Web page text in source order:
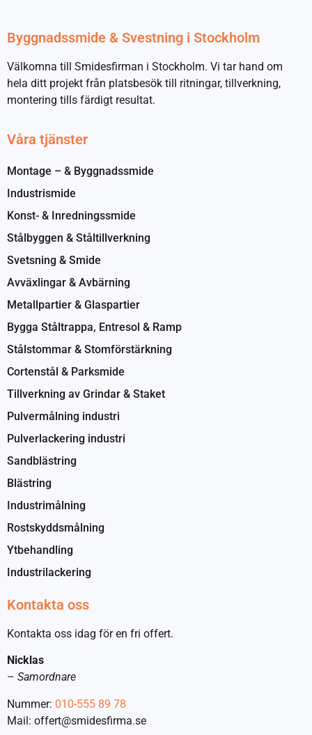
Byggnadssmide & Svestning i Stockholm
Välkomna till Smidesfirman i Stockholm. Vi tar hand om
hela ditt projekt från platsbesök till ritningar, tillverkning,
montering tills färdigt resultat.
Våra tjänster
Montage – & Byggnadssmide
Industrismide
Konst- & Inredningssmide
Stålbyggen & Ståltillverkning
Svetsning & Smide
Avväxlingar & Avbärning
Metallpartier & Glaspartier
Bygga Ståltrappa, Entresol & Ramp
Stålstommar & Stomförstärkning
Cortenstål & Parksmide
Tillverkning av Grindar & Staket
Pulvermålning industri
Pulverlackering industri
Sandblästring
Blästring
Industrimålning
Rostskyddsmålning
Ytbehandling
Industrilackering
Kontakta oss
Kontakta oss idag för en fri offert.
Nicklas
– Samordnare
Nummer: 010-555 89 78
Mail: offert@smidesfirma.se